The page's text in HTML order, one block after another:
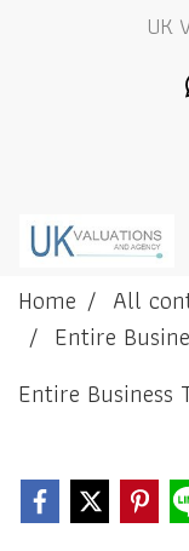
UK
Home All
Entire
Entire Business